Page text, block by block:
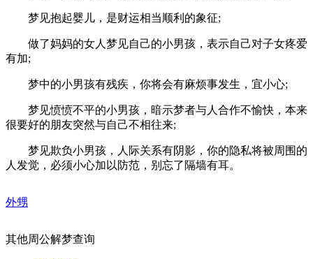
梦见抱起婴儿，是财运相当顺利的象征;
做了妈妈的女人梦见自己的小男孩，表示自己对子女疼爱
有加;
梦中的小男孩有残疾，你将会有麻烦事发生，宜小心;
梦见愤愤不平的小男孩，暗示梦者与人合作不愉快，本来
很要好的朋友突然与自己不相往来;
梦见欺负小男孩，人际关系有阴影，你的隐私将被周围的
人发觉，必须小心加以防范，别忘了隔墙有耳。
外甥
其他周公解梦查询